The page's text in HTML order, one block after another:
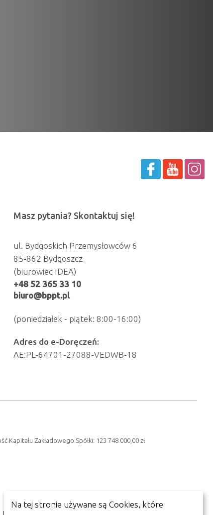
Masz pytania? Skontaktuj się!
ul. Bydgoskich Przemysłowców 6
85-862 Bydgoszcz
(biurowiec IDEA)
+48 52 365 33 10
biuro@bppt.pl
(poniedziałek - piątek: 8:00-16:00)
Adres do e-Doręczeń:
AE:PL-64701-27088-VEDWB-18
Kapitału Zakładowego Spółki: 123 748 000,00 zł
Na tej stronie używane są Cookies, które